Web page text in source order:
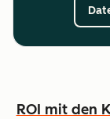
ROI mit den